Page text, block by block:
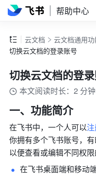
帮助中心
云文档 云文档通用
切换云文档的登录账号
切换云文档的登
本文阅读时长：2 分钟
一、功能简介
在飞书中，一个人可以
你拥有多个飞书账号，
以便查看或编辑不同权限
在飞书桌面端和移动